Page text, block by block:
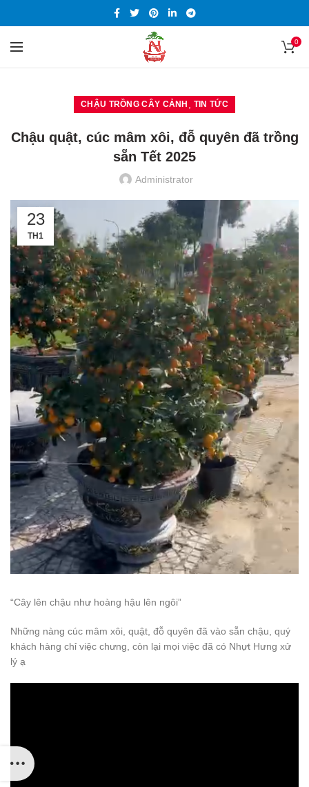
0
CHẬU TRỒNG CÂY CẢNH TIN TỨC
Chậu quật, cúc mâm xôi, đỗ quyên đã trồng
sẵn Tết 2025
Administrator
23
TH1
“Cây lên chậu như hoàng hậu lên ngôi”
Những nàng cúc mâm xôi, quật, đỗ quyên đã vào sẵn chậu, quý
khách hàng chỉ việc chưng, còn lại mọi việc đã có Nhựt Hưng xử
lý ạ